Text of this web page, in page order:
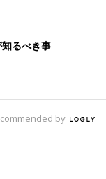
るべき事
by